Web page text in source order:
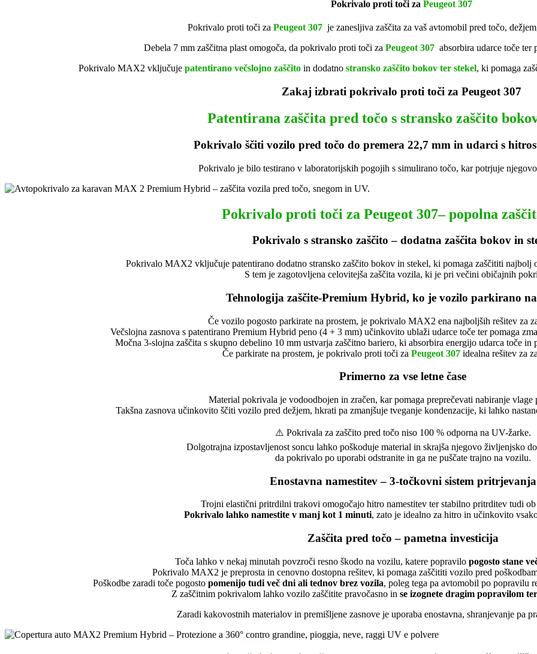
Pokrivalo proti toči za Peugeot 307
Pokrivalo proti toči za Peugeot 307 je zanesljiva zaščita za vaš avtomobil pred točo,
Debela 7 mm zaščitna plast omogoča, da pokrivalo proti toči za Peugeot 307 absorbira udarce toče ter
Pokrivalo MAX2 vključuje patentirano večslojno zaščitoin dodatno stransko zaščito bokov ter stekel, ki pomaga
Zakaj izbrati pokrivalo proti toči za Peugeot 307
Patentirana zaščita pred točo s stransko zaščito
Pokrivalo ščiti vozilo pred točo do premera 22,7 mm in udarci s
Pokrivalo je bilo testirano v laboratorijskih pogojih s simulirano točo, kar potrjuje
Pokrivalo proti toči za Peugeot 307– popolna
Pokrivalo s stransko zaščito – dodatna zaščita bokov in
Pokrivalo MAX2 vključuje patentirano dodatno stransko zaščito bokov in stekel, ki pomaga zaščititi najbolj
S tem je zagotovljena celovitejša zaščita vozila, ki je pri večini običajnih
Tehnologija zaščite-Premium Hybrid, ko je vozilo parkirano
Če vozilo pogosto parkirate na prostem, je pokrivalo MAX2 ena najboljših rešitev za
Večslojna zasnova s patentirano Premium Hybrid peno (4 + 3 mm) učinkovito ublaži udarce toče ter pomaga
Močna 3-slojna zaščita s skupno debelino 10 mm ustvarja zaščitno bariero, ki absorbira energijo udarca toče
Če parkirate na prostem, je pokrivalo proti toči za Peugeot 307 idealna rešitev za
Primerno za vse letne čase
Material pokrivala je vodoodbojen in zračen, kar pomaga preprečevati nabiranje vlage
Takšna zasnova učinkovito ščiti vozilo pred dežjem, hkrati pa zmanjšuje tveganje kondenzacije, ki lahko
⚠️ Pokrivala za zaščito pred točo niso 100 % odporna na UV-žarke.
Dolgotrajna izpostavljenost soncu lahko poškoduje material in skrajša njegovo življenjsko
da pokrivalo po uporabi odstranite in ga ne puščate trajno na vozilu.
Enostavna namestitev – 3-točkovni sistem pritrjevanja
Trojni elastični pritrdilni trakovi omogočajo hitro namestitev ter stabilno pritrditev tudi ob
Pokrivalo lahko namestite v manj kot 1 minuti, zato je idealno za hitro in učinkovito
Zaščita pred točo – pametna investicija
Toča lahko v nekaj minutah povzroči resno škodo na vozilu, katere popravilo pogosto stane
Pokrivalo MAX2 je preprosta in cenovno dostopna rešitev, ki pomaga zaščititi vozilo pred
Poškodbe zaradi toče pogosto pomenijo tudi več dni ali tednov brez vozila, poleg tega pa avtomobil po popravilu
Z zaščitnim pokrivalom lahko vozilo zaščitite pravočasno in se izognete dragim popravilom
Zaradi kakovostnih materialov in premišljene zasnove je uporaba enostavna, shranjevanje pa